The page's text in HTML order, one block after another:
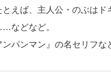
えば、主人公・のぶは
などなど。
パンマン』の名セリフ